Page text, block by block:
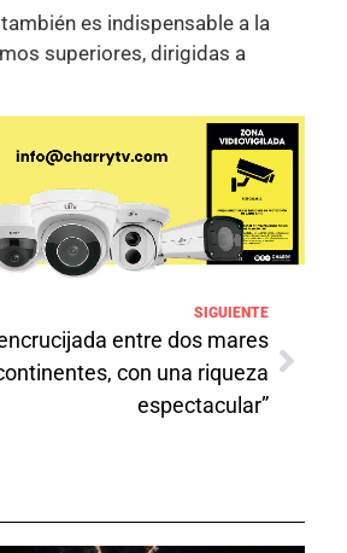
es indispensable a la
superiores, dirigidas a
SIGUIENTE
entre dos mares
con una riqueza
espectacular”